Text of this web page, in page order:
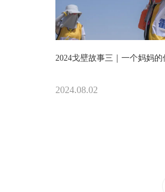
2024戈壁故事三｜一个妈妈的
2024.08.02